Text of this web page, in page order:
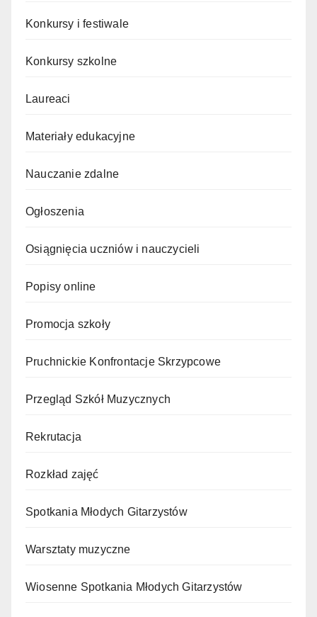
Konkursy i festiwale
Konkursy szkolne
Laureaci
Materiały edukacyjne
Nauczanie zdalne
Ogłoszenia
Osiągnięcia uczniów i nauczycieli
Popisy online
Promocja szkoły
Pruchnickie Konfrontacje Skrzypcowe
Przegląd Szkół Muzycznych
Rekrutacja
Rozkład zajęć
Spotkania Młodych Gitarzystów
Warsztaty muzyczne
Wiosenne Spotkania Młodych Gitarzystów